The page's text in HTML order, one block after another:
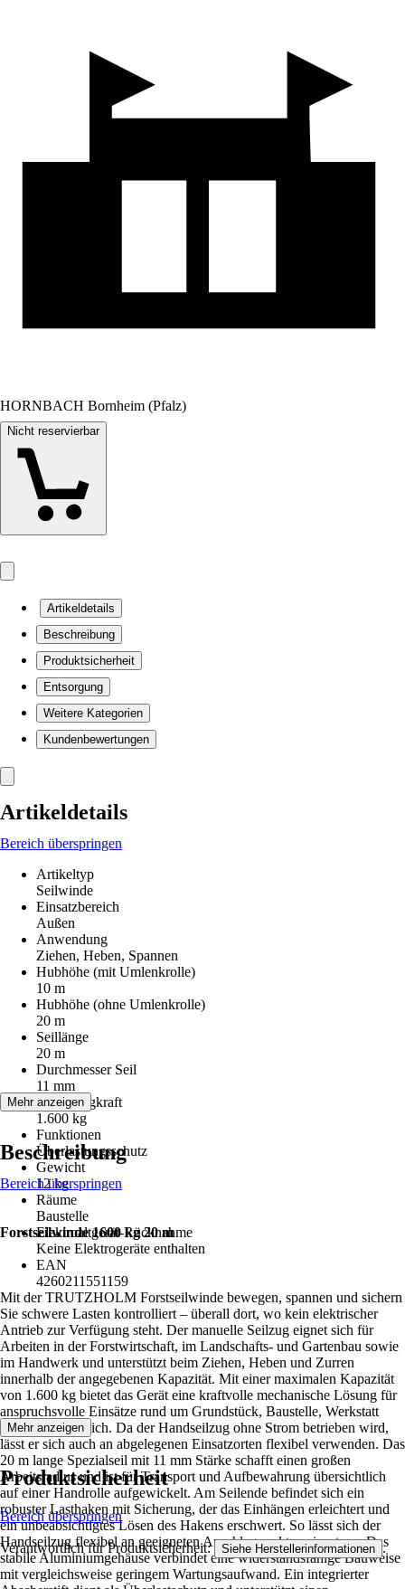
HORNBACH Bornheim (Pfalz)
Nicht reservierbar
Artikeldetails
Beschreibung
Produktsicherheit
Entsorgung
Weitere Kategorien
Kundenbewertungen
Artikeldetails
Bereich überspringen
Artikeltyp
Seilwinde
Einsatzbereich
Außen
Anwendung
Ziehen, Heben, Spannen
Hubhöhe (mit Umlenkrolle)
10 m
Hubhöhe (ohne Umlenkrolle)
20 m
Seillänge
20 m
Durchmesser Seil
11 mm
Max. Tragkraft
1.600 kg
Funktionen
Überlastungsschutz
Gewicht
12 kg
Räume
Baustelle
Elektroaltgerät-Rücknahme
Keine Elektrogeräte enthalten
EAN
4260211551159
Mehr anzeigen
Beschreibung
Bereich überspringen
Forstseilwinde 1600 kg 20 m
Mit der TRUTZHOLM Forstseilwinde bewegen, spannen und sichern
Sie schwere Lasten kontrolliert – überall dort, wo kein elektrischer
Antrieb zur Verfügung steht. Der manuelle Seilzug eignet sich für
Arbeiten in der Forstwirtschaft, im Landschafts- und Gartenbau sowie
im Handwerk und unterstützt beim Ziehen, Heben und Zurren
innerhalb der angegebenen Kapazität. Mit einer maximalen Kapazität
von 1.600 kg bietet das Gerät eine kraftvolle mechanische Lösung für
anspruchsvolle Einsätze rund um Grundstück, Baustelle, Werkstatt
oder Außenbereich. Da der Handseilzug ohne Strom betrieben wird,
lässt er sich auch an abgelegenen Einsatzorten flexibel verwenden. Das
20 m lange Spezialseil mit 11 mm Stärke schafft einen großen
Arbeitsradius und ist für Transport und Aufbewahrung übersichtlich
auf einer Handrolle aufgewickelt. Am Seilende befindet sich ein
robuster Lasthaken mit Sicherung, der das Einhängen erleichtert und
ein unbeabsichtigtes Lösen des Hakens erschwert. So lässt sich der
Handseilzug flexibel an geeigneten Anschlagpunkten einsetzen. Das
stabile Aluminiumgehäuse verbindet eine widerstandsfähige Bauweise
mit vergleichsweise geringem Wartungsaufwand. Ein integrierter
Mehr anzeigen
Produktsicherheit
Bereich überspringen
Verantwortlich für Produktsicherheit: Siehe Herstellerinformationen .